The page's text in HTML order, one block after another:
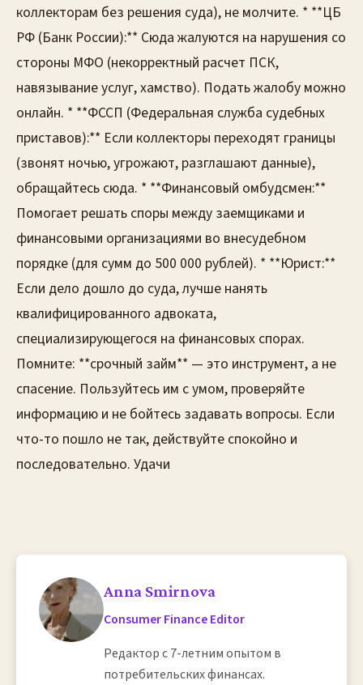
Anna Smirnova
Consumer Finance Editor
Редактор с 7-летним опытом в
потребительских финансах.